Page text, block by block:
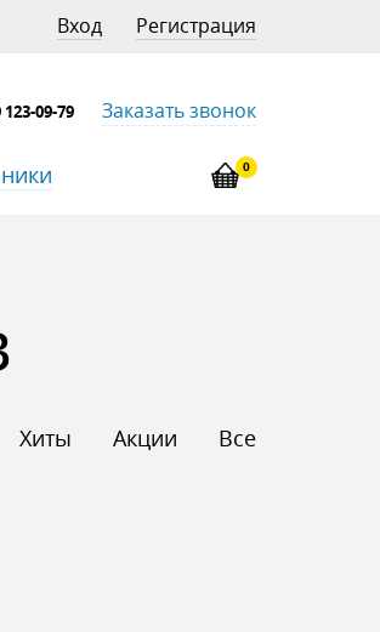
123-09-79 Заказать звонок
Вход Регистрация
0
Хиты Акции Все